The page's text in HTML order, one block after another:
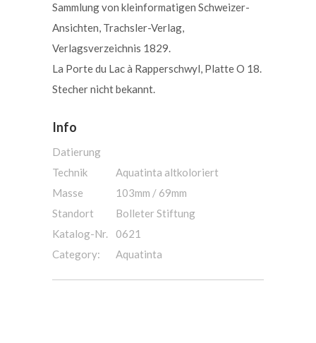
Sammlung von kleinformatigen Schweizer-
Ansichten, Trachsler-Verlag,
Verlagsverzeichnis 1829.
La Porte du Lac à Rapperschwyl, Platte O 18.
Stecher nicht bekannt.
Info
Datierung
Technik
Aquatinta altkoloriert
Masse
103mm / 69mm
Standort
Bolleter Stiftung
Katalog-Nr.
0621
Category:
Aquatinta